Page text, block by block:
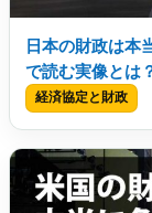
日本の財政は本
で読む実像とは
経済協定と財政